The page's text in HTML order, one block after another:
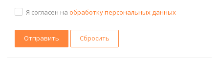
Я согласен на обработку персональных данных
Сбросить